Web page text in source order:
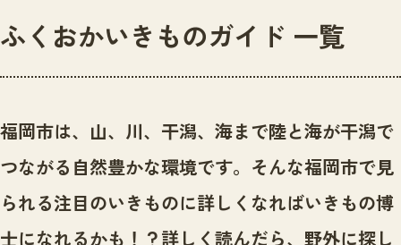
センター紹介
センター紹介TOP
サイトポリシー
プライバシーポリシー
ニュースTOP
市の取組み
いきものガイド
いきものガイドTOP
イベント
ふくおかいきものガイド 一覧
福岡市は、山、川、干潟、海まで陸と海が干潟で
つながる自然豊かな環境です。 そんな福岡市で見
られる注目のいきものに詳しくなればいきもの博
士になれるかも！？詳しく読んだら、野外に探し